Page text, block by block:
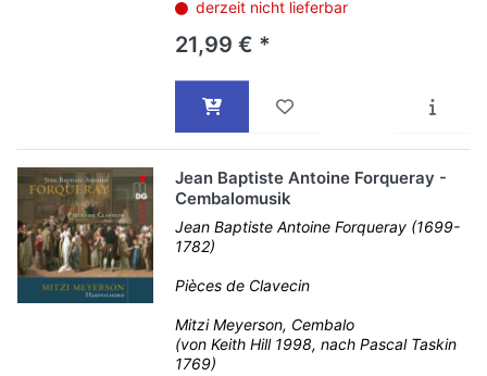
derzeit nicht lieferbar
21,99 € *
Jean Baptiste Antoine Forqueray -
Cembalomusik
Jean Baptiste Antoine Forqueray (1699-
1782)
Pièces de Clavecin
Mitzi Meyerson, Cembalo
(von Keith Hill 1998, nach Pascal Taskin
1769)